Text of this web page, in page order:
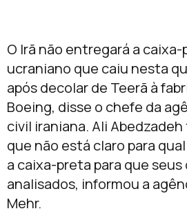
O Irã não entregará a
ucraniano que caiu nesta
após decolar de Teerã à
Boeing, disse o chefe da
civil iraniana. Ali
que não está claro para
a caixa-preta para que seus
analisados, informou a
Mehr.